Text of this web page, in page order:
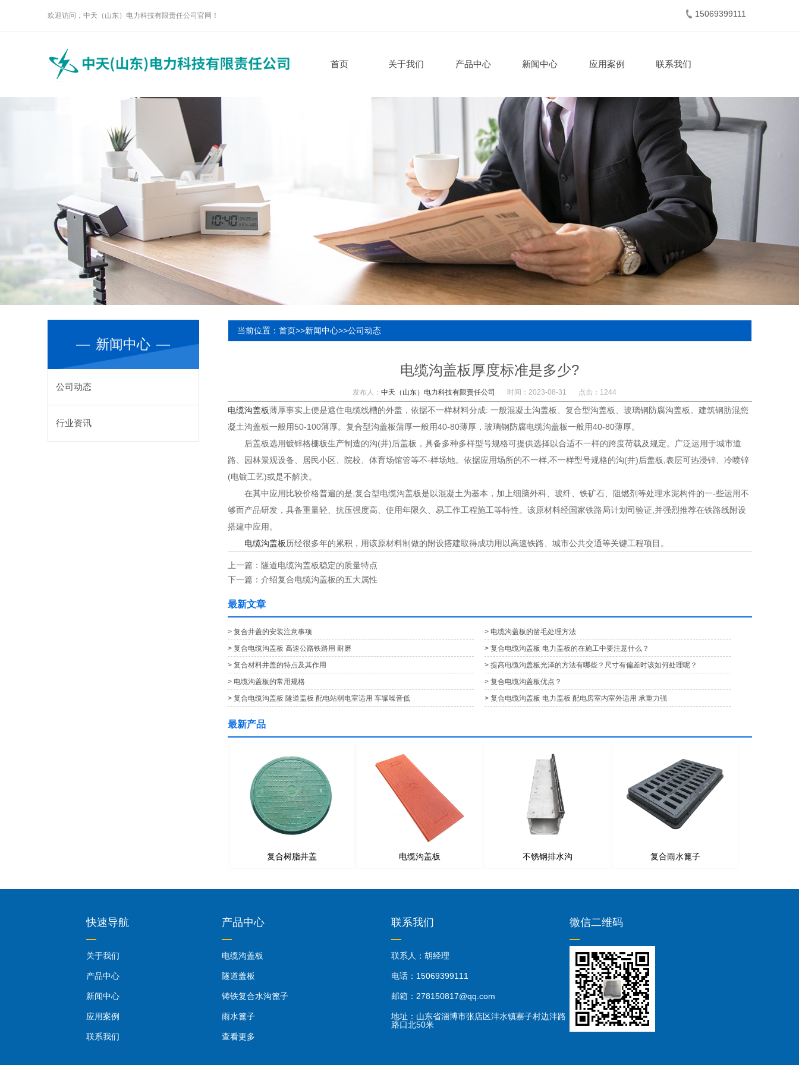
欢迎访问，中天（山东）电力科技有限责任公司官网！ 15069399111
首页 关于我们 产品中心 新闻中心 应用案例 联系我们
— 新闻中心 —
公司动态
行业资讯
当前位置： 首页>>新闻中心>>公司动态
电缆沟盖板厚度标准是多少?
发布人： 中天（山东）电力科技有限责任公司 时间：2023-08-31 点击：1244
电缆沟盖板薄厚事实上便是遮住电缆线槽的外盖，依据不一样材料分成: 一般混凝土沟盖板、复合型沟盖板、玻璃钢防腐沟盖板。建筑钢肪混您
凝土沟盖板一般用50-100薄厚。复合型沟盖板蒲厚一般用40-80薄厚，玻璃钢防腐电缆沟盖板一般用40-80薄厚。
后盖板选用镀锌格栅板生产制造的沟(井)后盖板，具备多种多样型号规格可提供选择以合适不一样的跨度荷载及规定。广泛运用于城市道
路、园林景观设备、居民小区、院校、体育场馆管等不-样场地。依据应用场所的不一样,不一样型号规格的沟(井)后盖板,表层可热浸锌、冷喷锌
(电镀工艺)或是不解决。
在其中应用比较价格普遍的是,复合型电缆沟盖板是以混凝土为基本，加上细脑外科、玻纤、铁矿石、阻燃剂等处理水泥构件的一-些运用不
够而产品研发，具备重量轻、抗压强度高、使用年限久、易工作工程施工等特性。该原材料经国家铁路局计划司验证,并强烈推荐在铁路线附设
搭建中应用。
电缆沟盖板 历经很多年的累积，用该原材料制做的附设搭建取得成功用以高速铁路、城市公共交通等关键工程项目。
上一篇： 隧道电缆沟盖板稳定的质量特点
下一篇： 介绍复合电缆沟盖板的五大属性
最新文章
> 复合井盖的安装注意事项
> 电缆沟盖板的凿毛处理方法
> 复合电缆沟盖板 高速公路铁路用 耐磨
> 复合电缆沟盖板 电力盖板的在施工中要注意什么？
> 复合材料井盖的特点及其作用
> 提高电缆沟盖板光泽的方法有哪些？尺寸有偏差时该如何处理呢？
> 电缆沟盖板的常用规格
> 复合电缆沟盖板优点？
> 复合电缆沟盖板 隧道盖板 配电站弱电室适用 车辗噪音低
> 复合电缆沟盖板 电力盖板 配电房室内室外适用 承重力强
最新产品
复合树脂井盖 电缆沟盖板 不锈钢排水沟 复合雨水篦子
快速导航
关于我们
产品中心
新闻中心
应用案例
联系我们
产品中心
电缆沟盖板
隧道盖板
铸铁复合水沟篦子
雨水篦子
查看更多
联系我们
联系人：胡经理
电话：15069399111
邮箱：278150817@qq.com
地址：山东省淄博市张店区沣水镇寨子村边沣路
路口北50米
微信二维码